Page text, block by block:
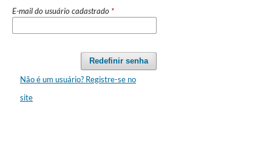
E-mail do usuário cadastrado *
Redefinir senha
Não é um usuário? Registre-se no
site